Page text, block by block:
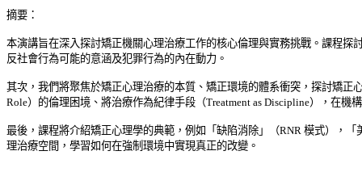
摘要：
本演講旨在深入探討矯正機關心理治療工作的核心倫理與實務挑戰。課程探
反社會行為可能的意涵及犯罪行為的內在動力。
其次，我們將聚焦於矯正心理治療的本質、矯正環境的體系衝突，探討矯正
Role）的倫理困境、將治療作為紀律手段 （Treatment as Discipline），在
最後，課程將介紹矯正心理學的典範，例如「缺陷消除」（RNR 模式），
理治療空間，學習如何在強制環境中實現真正的改變。